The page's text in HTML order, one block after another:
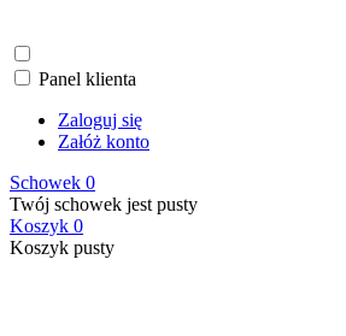
Panel klienta
Zaloguj się
Załóż konto
Schowek 0
Twój schowek jest pusty
Koszyk 0
Koszyk pusty